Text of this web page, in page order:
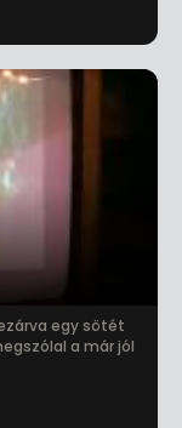
egy sötét
a már jól